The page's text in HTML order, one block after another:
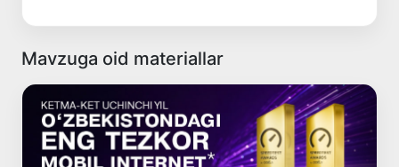
Mavzuga oid materiallar